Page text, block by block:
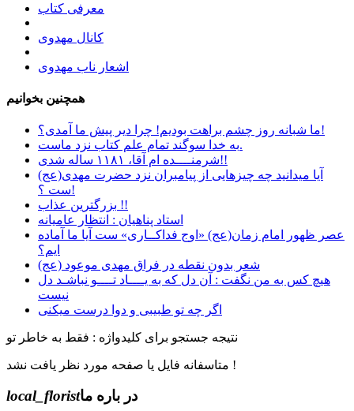
معرفی کتاب
کانال مهدوی
اشعار ناب مهدوی
همچنین بخوانیم
ما شبانه روز چشم براهت بودیم! چرا دیر پیش ما آمدی؟!
به خدا سوگند تمام علم کتاب نزد ماست.
شرمنــــده ام آقا، ۱۱۸۱ ساله شدی!!
آیا میدانید چه چیزهایی از پیامبران نزد حضرت مهدی(عج)
ست ؟!
بزرگترین عذاب !!
استاد پناهیان : انتظار عامیانه
عصر ظهور امام زمان(عج) «اوج فداکــاری» ست آيا ما آماده
ايم؟
شعر بدون نقطه در فراق مهدی موعود (عج)
هیچ کس به من نگفت : آن دل که به یــــاد تــــو نباشـد دل
نیست
اگر چه تو طبیبی و دوا درست میکنی
نتیجه جستجو برای کلیدواژه : فقط به خاطر تو
متاسفانه فایل یا صفحه مورد نظر یافت نشد !
local_floristدر باره ما